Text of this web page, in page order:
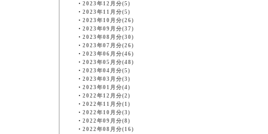
・ 2023年12月分(5)
・ 2023年11月分(5)
・ 2023年10月分(26)
・ 2023年09月分(37)
・ 2023年08月分(30)
・ 2023年07月分(26)
・ 2023年06月分(46)
・ 2023年05月分(48)
・ 2023年04月分(5)
・ 2023年03月分(3)
・ 2023年01月分(4)
・ 2022年12月分(2)
・ 2022年11月分(1)
・ 2022年10月分(3)
・ 2022年09月分(8)
・ 2022年08月分(16)